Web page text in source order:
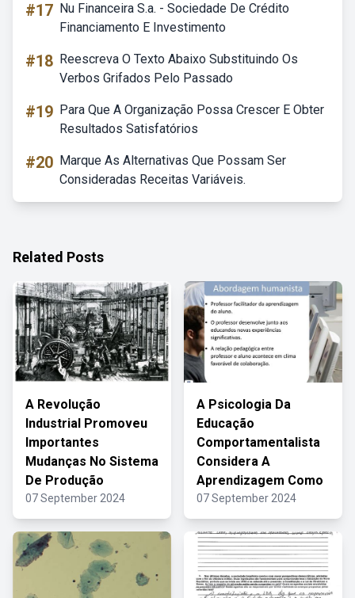
#17 Nu Financeira S.a. - Sociedade De Crédito
Financiamento E Investimento
#18 Reescreva O Texto Abaixo Substituindo Os
Verbos Grifados Pelo Passado
#19 Para Que A Organização Possa Crescer E Obter
Resultados Satisfatórios
#20 Marque As Alternativas Que Possam Ser
Consideradas Receitas Variáveis.
Related Posts
A Revolução
Industrial Promoveu
Importantes
Mudanças No Sistema
De Produção
07 September 2024
A Psicologia Da
Educação
Comportamentalista
Considera A
Aprendizagem Como
07 September 2024